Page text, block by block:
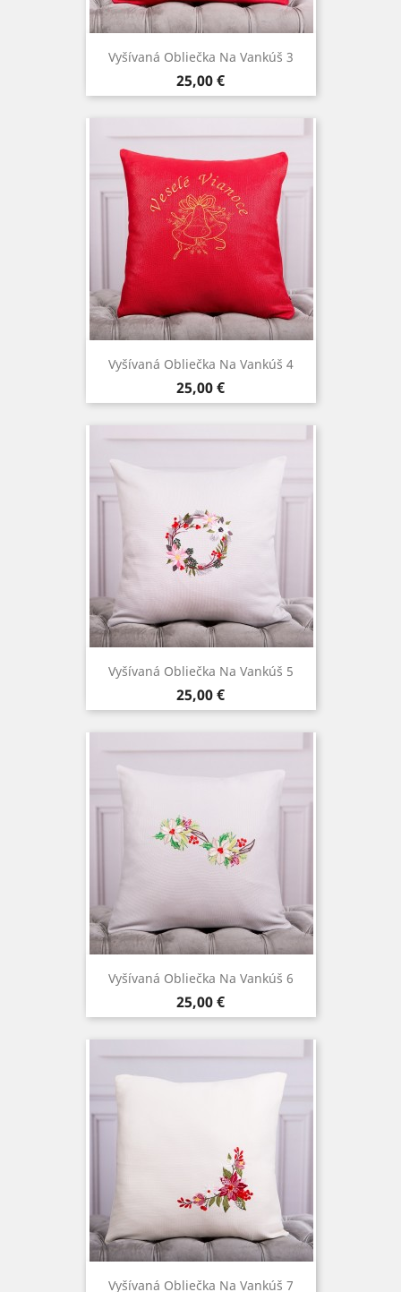
Vyšívaná Obliečka Na Vankúš 3
Cena
25,00 €
Vyšívaná Obliečka Na Vankúš 4
Cena
25,00 €
Vyšívaná Obliečka Na Vankúš 5
Cena
25,00 €
Vyšívaná Obliečka Na Vankúš 6
Cena
25,00 €
Vyšívaná Obliečka Na Vankúš 7